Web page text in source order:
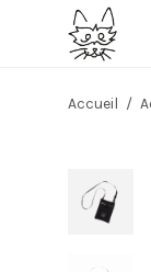
Accueil /